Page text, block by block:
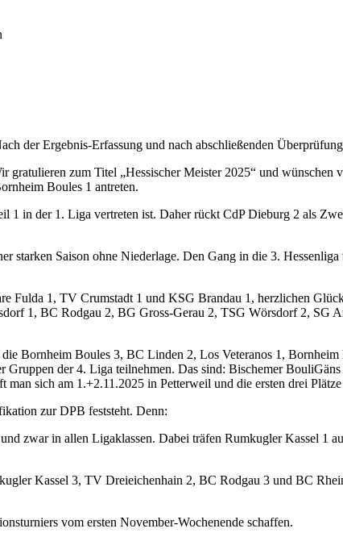
der Ergebnis-Erfassung und nach abschließenden
gratulieren zum Titel „Hessischer Meister 2025“ und
Boules 1 antreten.
1 in der 1. Liga vertreten ist. Daher rückt CdP Dieburg 2 als
Saison ohne Niederlage. Den Gang in die 3.
Fulda 1, TV Crumstadt 1 und KSG Brandau 1, herzlichen
1, BC Rodgau 2, BG Gross-Gerau 2, TSG Wörsdorf 2, SG
Bornheim Boules 3, BC Linden 2, Los Veteranos 1,
der 4. Liga teilnehmen. Das sind: Bischemer
sich am 1.+2.11.2025 in Petterweil und die ersten drei
zur DPB feststeht. Denn:
zwar in allen Ligaklassen. Dabei träfen Rumkugler Kassel 1
Kassel 3, TV Dreieichenhain 2, BC Rodgau 3 und BC
vom ersten November-Wochenende schaffen.